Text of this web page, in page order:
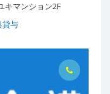
マンション2F
貸与